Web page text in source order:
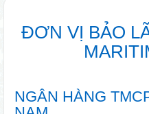
ĐƠN VỊ BẢO
NGÂN HÀNG